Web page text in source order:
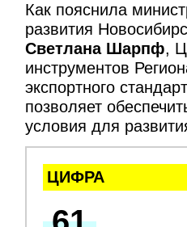
Как пояснила
развития
Светлана Шарпф,
инструментов
экспортного
позволяет
условия для
ЦИФРА